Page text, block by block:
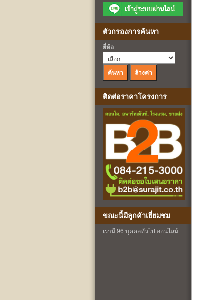
ตัวกรองการค้นหา
ยี่ห้อ :
ติดต่อราคาโครงการ
ขณะนี้มีลูกค้าเยี่ยมชม
เรามี 96 บุคคลทั่วไป ออนไลน์